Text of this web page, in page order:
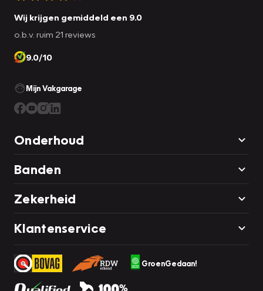
Wij krijgen gemiddeld een 9.0
o.b.v. ruim 21 reviews
9.0/10
Mijn Vakgarage
Onderhoud
Banden
Zekerheid
Klantenservice
GroenGedaan!